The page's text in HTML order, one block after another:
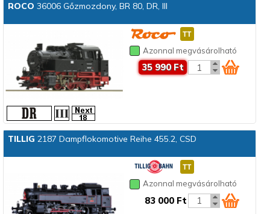
ROCO 36006 Gőzmozdony, BR 80, DR, III
Azonnal megvásárolható
35 990 Ft
TILLIG 2187 Dampflokomotive Reihe 455.2, CSD
Azonnal megvásárolható
83 000 Ft